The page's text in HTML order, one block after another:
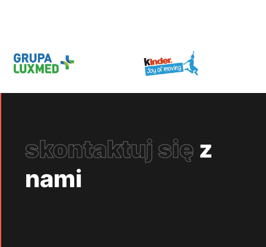
skontaktuj się z
nami